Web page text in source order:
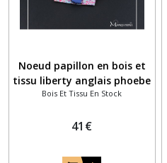
Noeud papillon en bois et
tissu liberty anglais phoebe
rose et violet
Bois Et Tissu En Stock
41 €